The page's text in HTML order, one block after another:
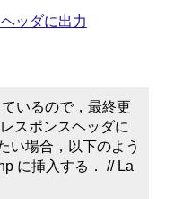
ッダに出力
いるので，最終更
スポンスヘッダに
い場合，以下のよう
に挿入する． // La